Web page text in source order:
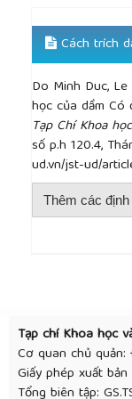
Cách trích
Do Minh Duc,
học của dầm Có
Tạp Chí Khoa
số p.h 120.4,
ud.vn/jst-ud/
Thêm các
Tạp chí Khoa học
Cơ quan chủ
Giấy phép xuất
Tổng biên tập: